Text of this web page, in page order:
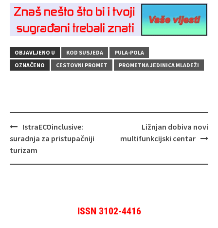
OBJAVLJENO U KOD SUSJEDA
PULA-POLA
OZNAČENO
CESTOVNI PROMET PROMETNA JEDINICA MLADEŽI
Navigacija
objava
IstraECOinclusive:
suradnja za pristupačniji
turizam
Ližnjan dobiva novi
multifunkcijski centar
ISSN 3102-4416